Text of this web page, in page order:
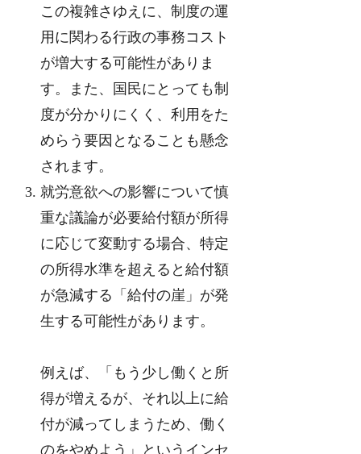
この複雑さゆえに、制度の運
用に関わる行政の事務コスト
が増大する可能性がありま
す。また、国民にとっても制
度が分かりにくく、利用をた
めらう要因となることも懸念
されます。
就労意欲への影響について慎
重な議論が必要給付額が所得
に応じて変動する場合、特定
の所得水準を超えると給付額
が急減する「給付の崖」が発
生する可能性があります。
例えば、「もう少し働くと所
得が増えるが、それ以上に給
付が減ってしまうため、働く
のをやめよう」というインセ